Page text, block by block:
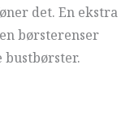
det. En ekstra
børsterenser
bustbørster.